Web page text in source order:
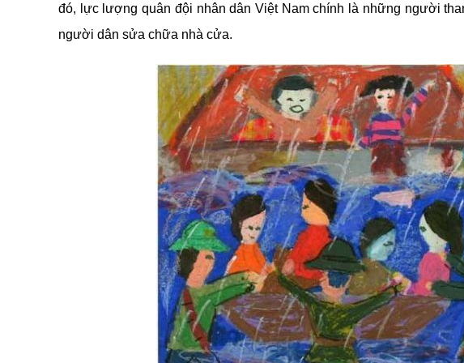
đó, lực lượng quân đội nhân dân Việt Nam chính là những người
người dân sửa chữa nhà cửa.